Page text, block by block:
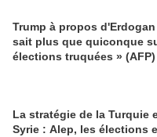
Trump à propos
sait plus que quiconque
élections truquées » (AFP)
La stratégie de la Turquie
Syrie : Alep, les élections